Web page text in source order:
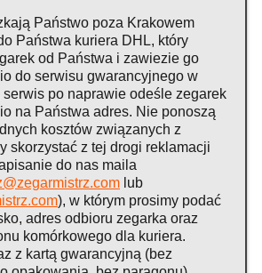
Państwo poza Krakowem
Państwa kuriera DHL, który
od Państwa i zawiezie go
do serwisu gwarancyjnego w
serwis po naprawie odeśle zegarek
na Państwa adres. Nie ponoszą
kosztów związanych z
skorzystać z tej drogi reklamacji
do nas maila
lub
), w którym prosimy podać
adres odbioru zegarka oraz
komórkowego dla kuriera.
z kartą gwarancyjną (bez